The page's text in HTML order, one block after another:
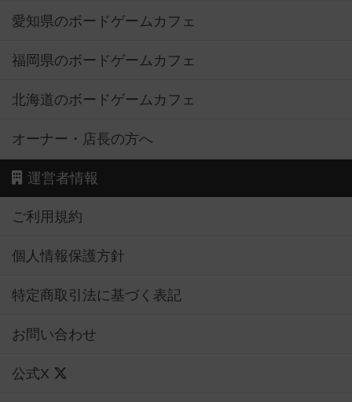
愛知県のボードゲームカフェ
福岡県のボードゲームカフェ
北海道のボードゲームカフェ
オーナー・店長の方へ
運営者情報
ご利用規約
個人情報保護方針
特定商取引法に基づく表記
お問い合わせ
公式X